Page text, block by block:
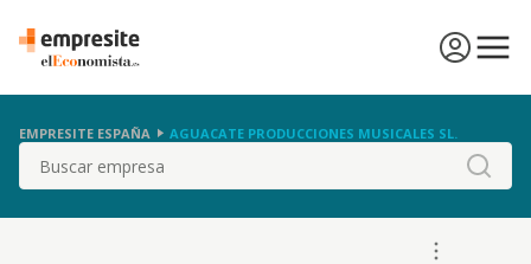
EMPRESITE ESPAÑA AGUACATE PRODUCCIONES MUSICALES SL.
Buscar